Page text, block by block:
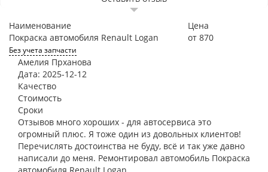
Наименование
Цена
Покраска автомобиля Renault Logan
Без учета запчасти
от 870
Амелия Прханова
Дата: 2025-12-12
Качество
Стоимость
Сроки
Отзывов много хороших - для автосервиса это
огромный плюс. Я тоже один из довольных клиентов!
Перечислять достоинства не буду, всё и так уже давно
написали до меня. Ремонтировал автомобиль Покраска